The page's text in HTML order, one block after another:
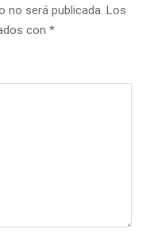
no será publicada. Los
con *